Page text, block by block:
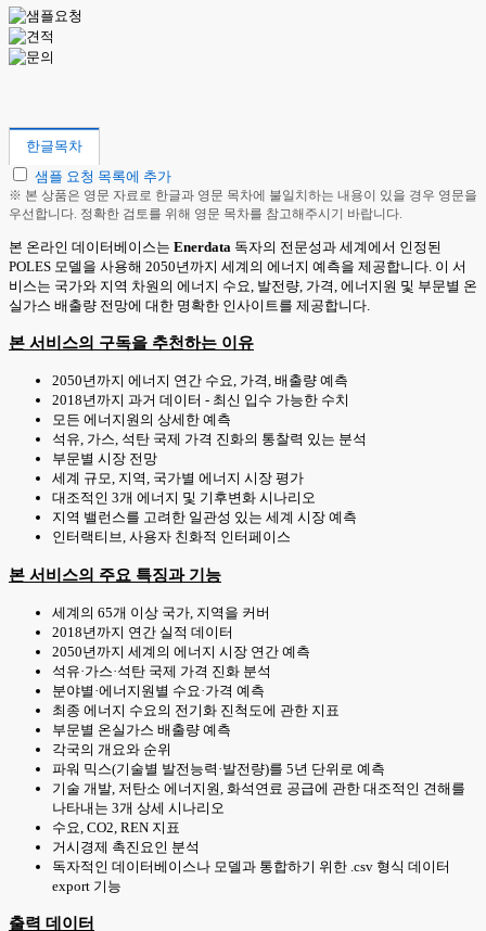
한글목차
샘플 요청 목록에 추가
※ 본 상품은 영문 자료로 한글과 영문 목차에 불일치하는 내용이 있을 경우 영문을
우선합니다. 정확한 검토를 위해 영문 목차를 참고해주시기 바랍니다.
본 온라인 데이터베이스는 Enerdata 독자의 전문성과 세계에서 인정된
POLES 모델을 사용해 2050년까지 세계의 에너지 예측을 제공합니다. 이 서
비스는 국가와 지역 차원의 에너지 수요, 발전량, 가격, 에너지원 및 부문별 온
실가스 배출량 전망에 대한 명확한 인사이트를 제공합니다.
본 서비스의 구독을 추천하는 이유
2050년까지 에너지 연간 수요, 가격, 배출량 예측
2018년까지 과거 데이터 - 최신 입수 가능한 수치
모든 에너지원의 상세한 예측
석유, 가스, 석탄 국제 가격 진화의 통찰력 있는 분석
부문별 시장 전망
세계 규모, 지역, 국가별 에너지 시장 평가
대조적인 3개 에너지 및 기후변화 시나리오
지역 밸런스를 고려한 일관성 있는 세계 시장 예측
인터랙티브, 사용자 친화적 인터페이스
본 서비스의 주요 특징과 기능
세계의 65개 이상 국가, 지역을 커버
2018년까지 연간 실적 데이터
2050년까지 세계의 에너지 시장 연간 예측
석유·가스·석탄 국제 가격 진화 분석
분야별·에너지원별 수요·가격 예측
최종 에너지 수요의 전기화 진척도에 관한 지표
부문별 온실가스 배출량 예측
각국의 개요와 순위
파워 믹스(기술별 발전능력·발전량)를 5년 단위로 예측
기술 개발, 저탄소 에너지원, 화석연료 공급에 관한 대조적인 견해를
나타내는 3개 상세 시나리오
수요, CO2, REN 지표
거시경제 촉진요인 분석
독자적인 데이터베이스나 모델과 통합하기 위한 .csv 형식 데이터
export 기능
출력 데이터